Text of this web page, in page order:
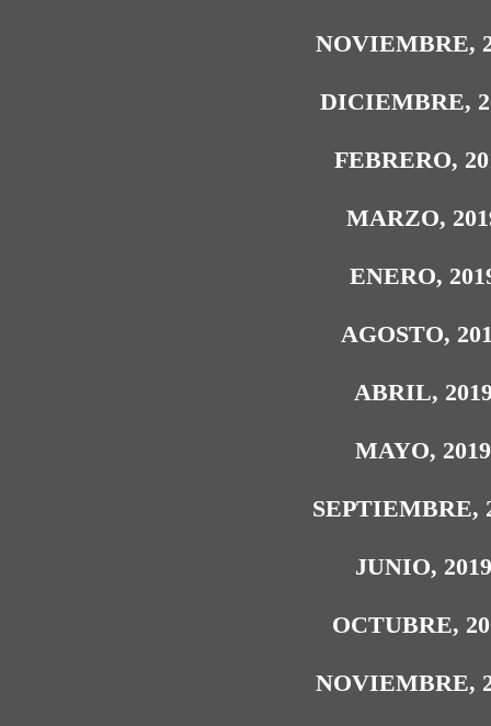
NOVIEMBRE,
DICIEMBRE,
FEBRERO,
MARZO,
ENERO,
AGOSTO,
ABRIL,
MAYO, 2019
SEPTIEMBRE,
JUNIO, 2019
OCTUBRE,
NOVIEMBRE,